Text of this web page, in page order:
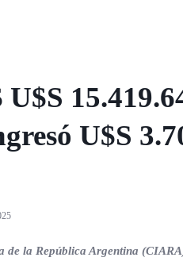
U$S
la República Argentina